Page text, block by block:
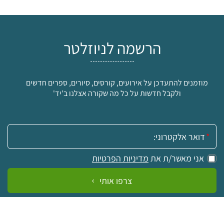
הרשמה לניוזלטר
מוזמנים להתעדכן על אירועים, קורסים, סיורים, ספרים חדשים
ולקבל חדשות על כל מה שקורה אצלנו ב'יד'
אימייל:
אני מאשר/ת את מדיניות הפרטיות
צרפו אותי